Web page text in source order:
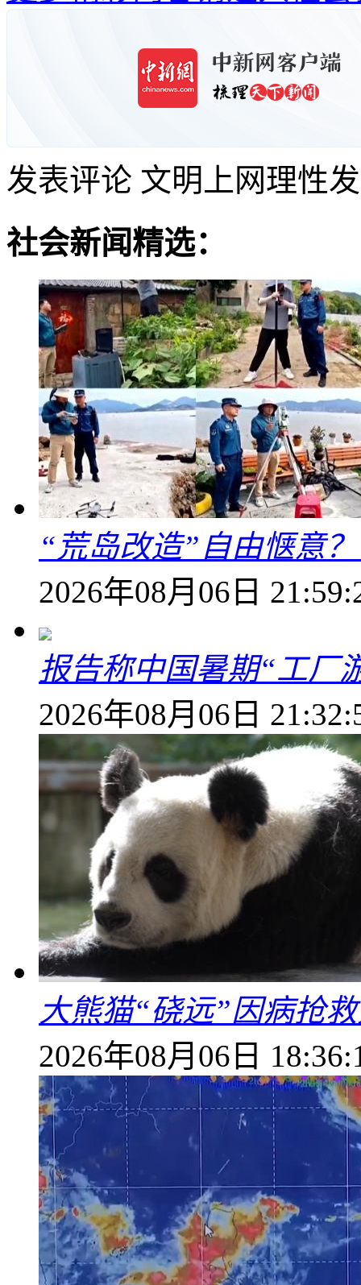
发表评论 文明上网理性
社会新闻精选：
“荒岛改造”自由惬意
2026年08月06日
报告称中国暑期“工厂
2026年08月06日
大熊猫“硗远”因病抢
2026年08月06日